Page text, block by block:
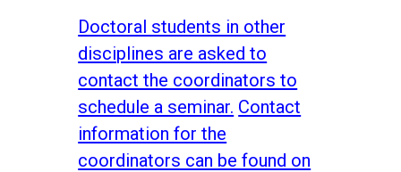
Doctoral students in other
disciplines are asked to
contact the coordinators to
schedule a seminar. Contact
information for the
coordinators can be found on